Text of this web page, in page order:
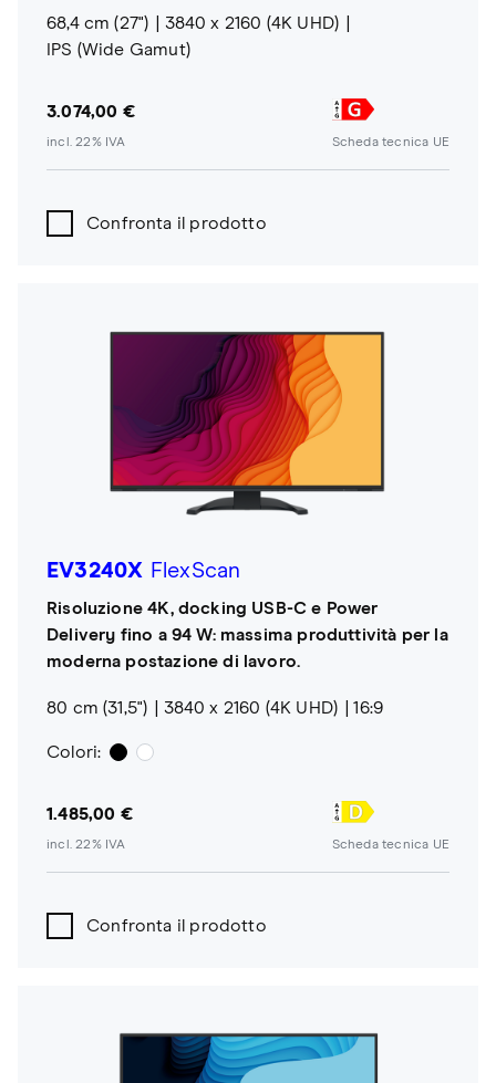
68,4 cm (27")
3840 x 2160 (4K UHD)
IPS (Wide Gamut)
3.074,00 €
incl. 22% IVA Scheda tecnica UE
Confronta il prodotto
EV3240X FlexScan
Risoluzione 4K, docking USB-C e Power
Delivery fino a 94 W: massima produttività per la
moderna postazione di lavoro.
80 cm (31,5") 3840 x 2160 (4K UHD) 16:9
Colori:
1.485,00 €
incl. 22% IVA Scheda tecnica UE
Confronta il prodotto